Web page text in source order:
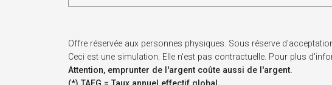
Offre réservée aux personnes physiques. Sous réserve
Ceci est une simulation. Elle n'est pas contractuelle. Pour plus
Attention, emprunter de l'argent coûte aussi de l'argent.